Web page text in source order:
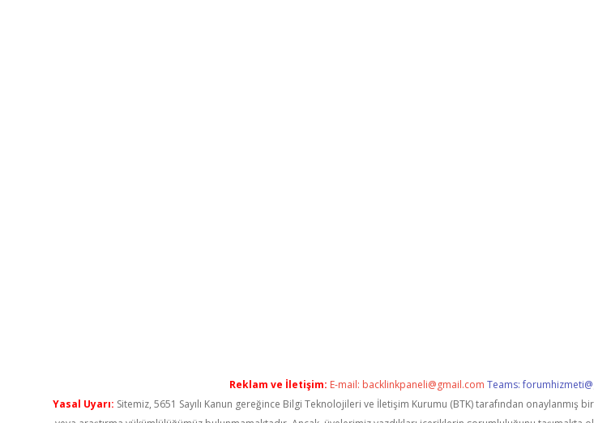
Reklam ve İletişim: E-mail: backlinkpaneli@gmail.com Teams:
Yasal Uyarı: Sitemiz, 5651 Sayılı Kanun gereğince Bilgi Teknolojileri ve İletişim Kurumu (BTK) tarafından